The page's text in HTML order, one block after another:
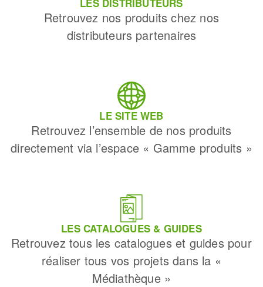
LES DISTRIBUTEURS
Retrouvez nos produits chez nos
distributeurs partenaires
LE SITE WEB
Retrouvez l’ensemble de nos produits
directement via l’espace « Gamme produits »
LES CATALOGUES & GUIDES
Retrouvez tous les catalogues et guides pour
réaliser tous vos projets dans la «
Médiathèque »